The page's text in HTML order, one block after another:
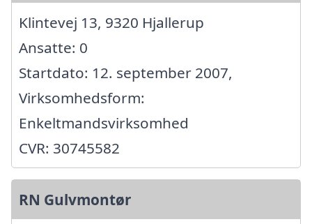
Klintevej 13, 9320 Hjallerup
Ansatte: 0
Startdato: 12. september 2007,
Virksomhedsform:
Enkeltmandsvirksomhed
CVR: 30745582
RN Gulvmontør